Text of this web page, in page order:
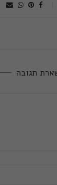
תגובה